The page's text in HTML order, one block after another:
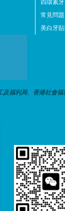
四環素牙
常見問題
美白牙
福利局、香港社會福